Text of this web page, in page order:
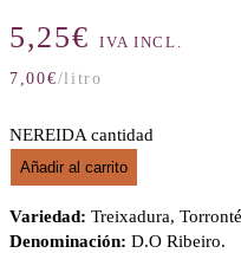
5,25€ IVA INCL.
7,00€/litro
NEREIDA cantidad
Añadir al carrito
Variedad: Treixadura,
Denominación: D.O Ribeiro.